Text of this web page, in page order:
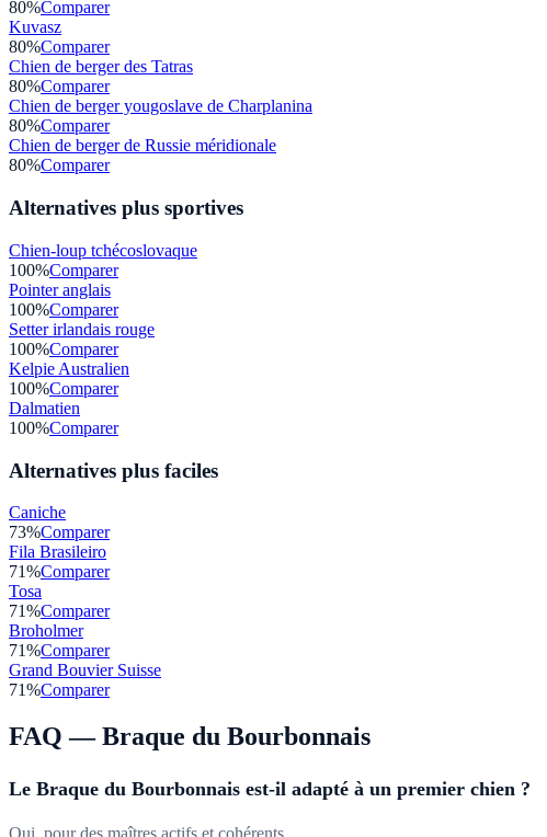
80%Comparer
Kuvasz
80%Comparer
Chien de berger des Tatras
80%Comparer
Chien de berger yougoslave de Charplanina
80%Comparer
Chien de berger de Russie méridionale
80%Comparer
Alternatives plus sportives
Chien-loup tchécoslovaque
100%Comparer
Pointer anglais
100%Comparer
Setter irlandais rouge
100%Comparer
Kelpie Australien
100%Comparer
Dalmatien
100%Comparer
Alternatives plus faciles
Caniche
73%Comparer
Fila Brasileiro
71%Comparer
Tosa
71%Comparer
Broholmer
71%Comparer
Grand Bouvier Suisse
71%Comparer
FAQ —Braque du Bourbonnais
Le Braque du Bourbonnais est-il adapté à un premier chien ?